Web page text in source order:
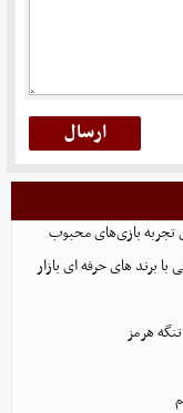
برند های حرفه ای بازار
هرمز